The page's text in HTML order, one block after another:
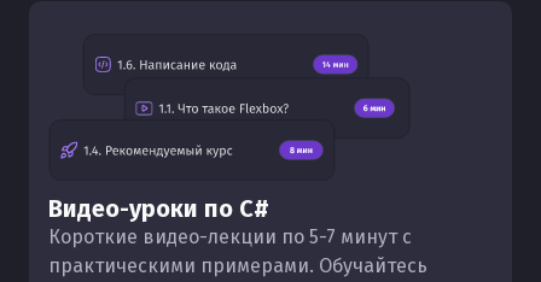
Видео-уроки по C#
Короткие видео-лекции по 5-7 минут с
практическими примерами. Обучайтесь